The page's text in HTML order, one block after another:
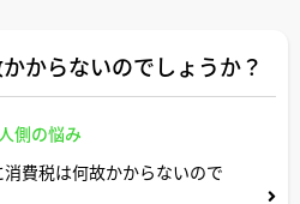
からないのでしょうか？
側の悩み
費税は何故かからないので